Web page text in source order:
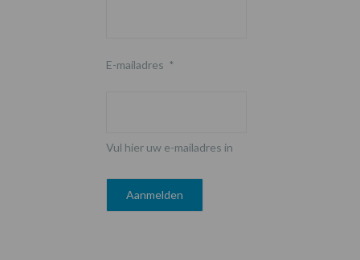
E-mailadres *
Vul hier uw e-mailadres in